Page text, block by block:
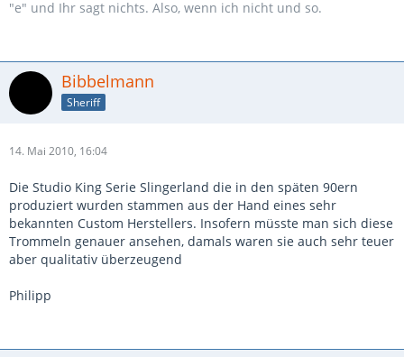
"e" und Ihr sagt nichts. Also, wenn ich nicht und so.
Bibbelmann
Sheriff
14. Mai 2010, 16:04
Die Studio King Serie Slingerland die in den späten 90ern
produziert wurden stammen aus der Hand eines sehr
bekannten Custom Herstellers. Insofern müsste man sich diese
Trommeln genauer ansehen, damals waren sie auch sehr teuer
aber qualitativ überzeugend
Philipp